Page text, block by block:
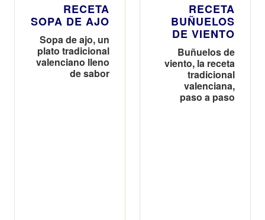
RECETA
SOPA DE AJO
Sopa de ajo, un
plato tradicional
valenciano lleno
de sabor
RECETA
BUÑUELOS
DE VIENTO
Buñuelos de
viento, la receta
tradicional
valenciana,
paso a paso